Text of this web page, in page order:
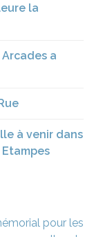
la
a
à venir dans
pour les